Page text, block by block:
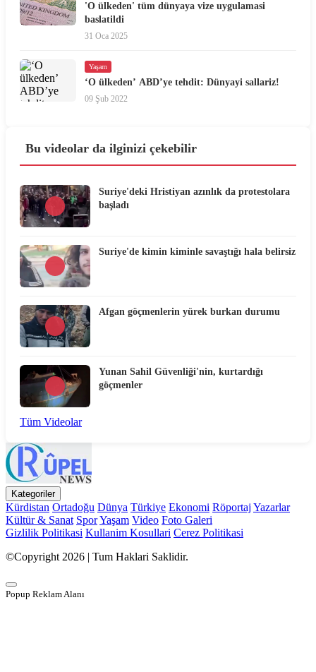
'O ülkeden' tüm dünyaya vize uygulamasi
baslatildi
31 Oca 2025
Yaşam
‘O ülkeden’ ABD’ye tehdit: Dünyayi sallariz!
09 Şub 2022
Bu videolar da ilginizi çekebilir
Suriye'deki Hristiyan azınlık da protestolara
başladı
Suriye'de kimin kiminle savaştığı hala belirsiz
Afgan göçmenlerin yürek burkan durumu
Yunan Sahil Güvenliği'nin, kurtardığı
göçmenler
Tüm Videolar
Kategoriler
Kürdistan Ortadoğu Dünya Türkiye Ekonomi Röportaj Yazarlar
Kültür & Sanat SporYaşam Video Foto Galeri
Gizlilik Politikasi Kullanim Kosullari Cerez Politikasi
©Copyright 2026 | Tum Haklari Saklidir.
Popup Reklam Alanı